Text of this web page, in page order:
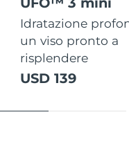
Idratazione
un viso pronto a
risplendere
USD 139